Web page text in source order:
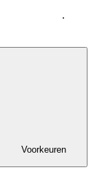
.
Voorkeuren